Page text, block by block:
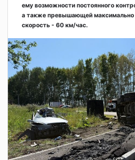
ему возможности постоянного
а также превышающей
скорость - 60 км/час.